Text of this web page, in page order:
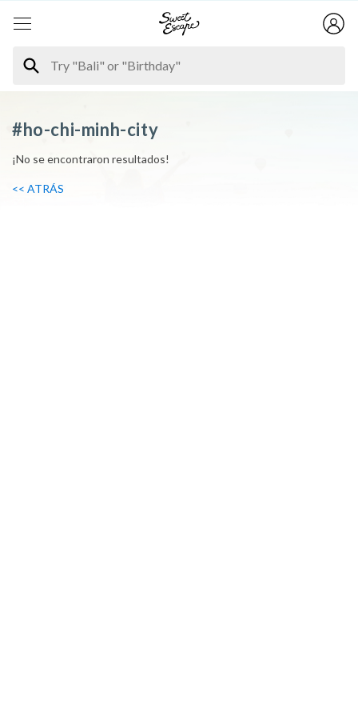
#ho-chi-minh-city
¡No se encontraron resultados!
<< ATRÁS